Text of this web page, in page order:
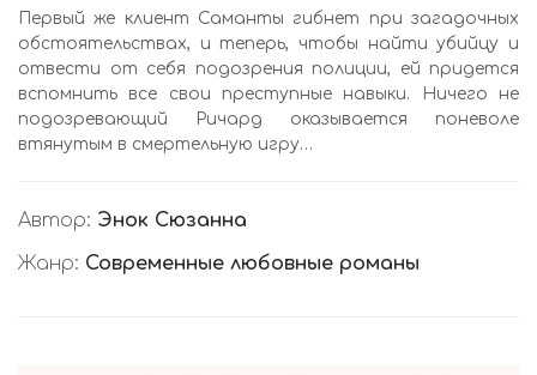
Первый же клиент Саманты гибнет при загадочных
обстоятельствах, и теперь, чтобы найти убийцу и
отвести от себя подозрения полиции, ей придется
вспомнить все свои преступные навыки. Ничего не
подозревающий Ричард оказывается поневоле
втянутым в смертельную игру…
Автор: Энок Сюзанна
Жанр: Современные любовные романы